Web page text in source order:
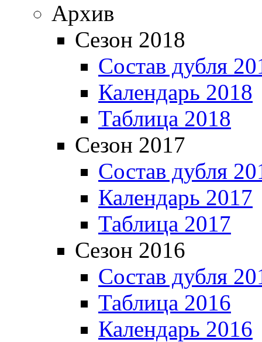
Архив
Сезон 2018
Состав дубля
Календарь 2018
Таблица 2018
Сезон 2017
Состав дубля
Календарь 2017
Таблица 2017
Сезон 2016
Состав дубля
Таблица 2016
Календарь 2016